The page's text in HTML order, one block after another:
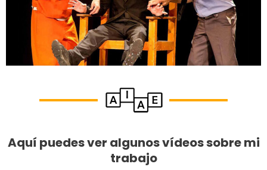
Aquí puedes ver algunos vídeos sobre mi
trabajo